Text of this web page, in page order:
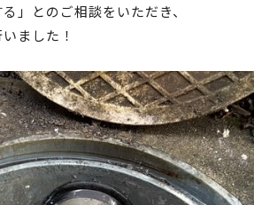
」とのご相談をいただき、
ました！